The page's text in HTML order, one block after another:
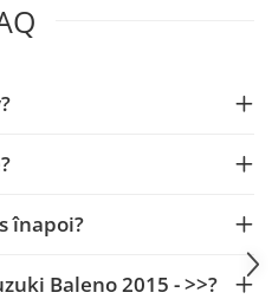
înapoi?
Baleno 2015 - >>?